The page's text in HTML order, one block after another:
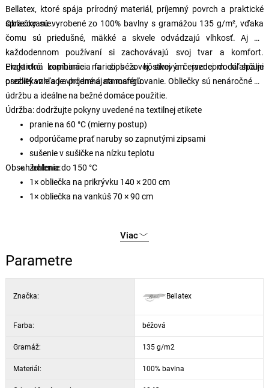
Bellatex, ktoré spája prírodný materiál, príjemný povrch a praktické
spracovanie.
Obliečky sú vyrobené zo 100% bavlny s gramážou 135 g/m², vďaka
čomu sú priedušné, mäkké a skvele odvádzajú vlhkosť. Aj pri
každodennom používaní si zachovávajú svoj tvar a komfort.
Elegantná kombinácia farieb béžovej, sivej a červenej dodá spálni
osobitý vzhľad a príjemnú atmosféru.
Praktické zapínanie na zips s kôstkovým jazdcom uľahčuje
prezliekanie a je vhodné aj na mangľovanie. Obliečky sú nenáročné na
údržbu a ideálne na bežné domáce použitie.
Údržba: dodržujte pokyny uvedené na textilnej etikete
pranie na 60 °C (mierny postup)
odporúčame prať naruby so zapnutými zipsami
sušenie v sušičke na nízku teplotu
žehlenie do 150 °C
Obsah balenia:
1× obliečka na prikrývku 140 × 200 cm
1× obliečka na vankúš 70 × 90 cm
Viac
Parametre
Značka: Bellatex
Farba: béžová
Gramáž: 135 g/m2
Materiál: 100% bavlna